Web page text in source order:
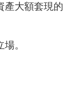
產大額套現的
。